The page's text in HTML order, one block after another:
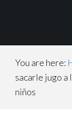
You are here:
sacarle jugo
niños